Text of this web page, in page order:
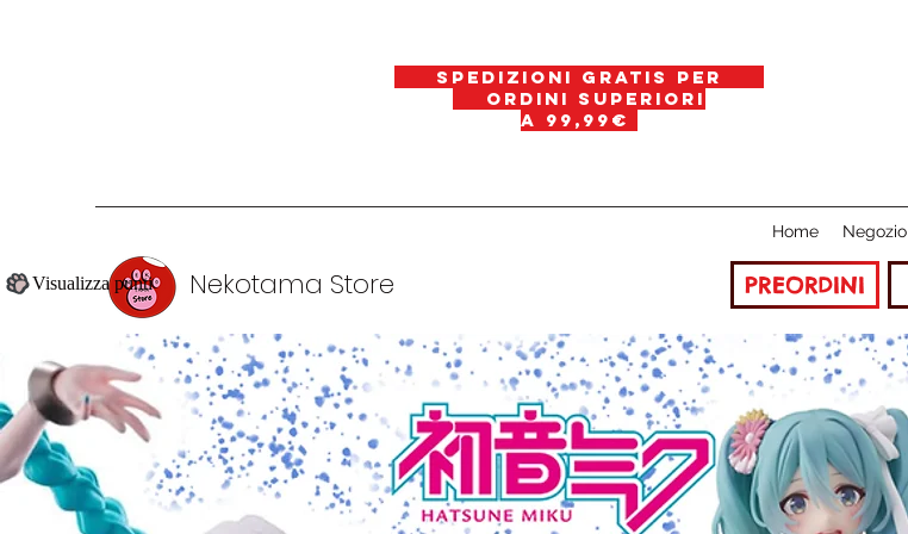
spedizioni gratis per
ordini superiori
a 99,99€
Nekotama Store
Visualizza punti
Home Negozio
PREORDINI